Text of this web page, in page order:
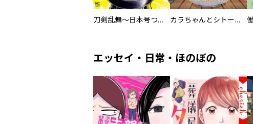
刀剣乱舞～日本号つれづれ酒～ カラちゃんとシトーさんと、 【分冊版】
エッセイ・日常・ほのぼの